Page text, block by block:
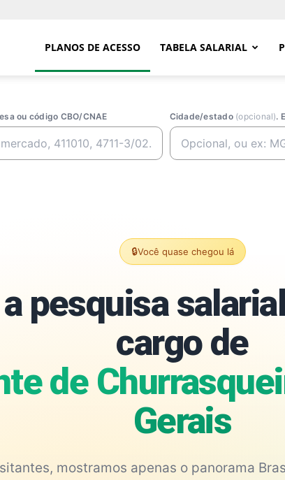
PLANOS DE ACESSO TABELA SALARIAL
ou código CBO/CNAE Cidade/estado (opcional).
🔒Você quase chegou lá
pesquisa
cargo de
de
Gerais
mostramos apenas o panorama